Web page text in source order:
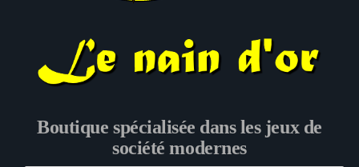
Boutique spécialisée dans les jeux de
société modernes